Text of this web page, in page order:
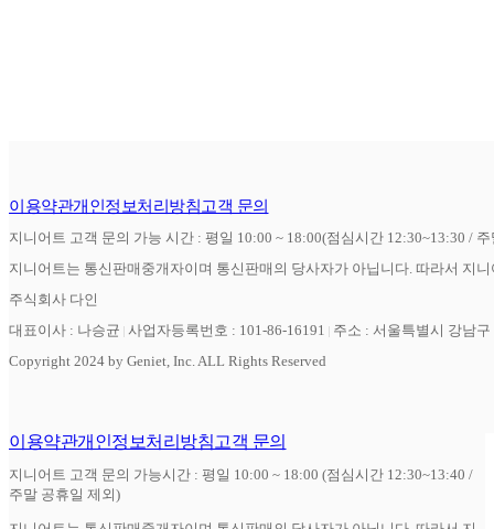
이용약관개인정보처리방침고객 문의
지니어트 고객 문의 가능 시간 : 평일 10:00 ~ 18:00(점심시간 12:30~13:30 /
지니어트는 통신판매중개자이며 통신판매의 당사자가 아닙니다. 따라서 지
주식회사 다인
대표이사 : 나승균 사업자등록번호 : 101-86-16191
주소 : 서울특별시 강남
Copyright 2024 by Geniet, Inc. ALL Rights Reserved
이용약관개인정보처리방침고객 문의
지니어트 고객 문의 가능시간 : 평일 10:00 ~ 18:00 (점심시간 12:30~13:40 /
주말 공휴일 제외)